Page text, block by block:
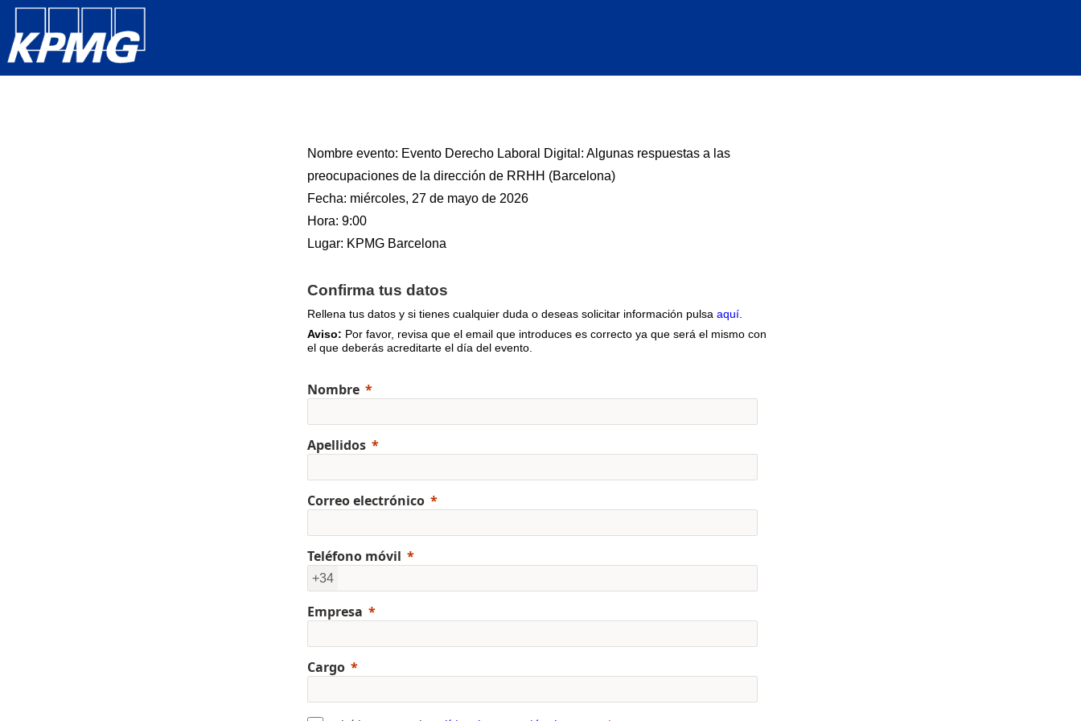
Nombre evento: Evento Derecho Laboral Digital: Algunas respuestas a las
preocupaciones de la dirección de RRHH (Barcelona)
Fecha: miércoles, 27 de mayo de 2026
Hora: 9:00
Lugar: KPMG Barcelona
Confirma tus datos
Rellena tus datos y si tienes cualquier duda o deseas solicitar información pulsa aquí
Aviso: Por favor, revisa que el email que introduces es correcto ya que será el mismo con
el que deberás acreditarte el día del evento.
Nombre
Apellidos
Correo electrónico
Teléfono móvil
+34
Empresa
Cargo